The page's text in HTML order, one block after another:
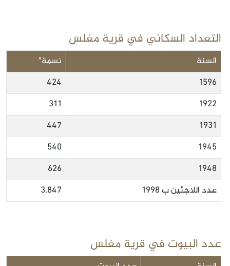
التعداد السكاني في قرية مغلس
السنة
نسمة*
1596
424
1922
311
1931
447
1945
540
1948
626
عدد اللاجئين ب 1998
3,847
عدد البيوت في قرية مغلس